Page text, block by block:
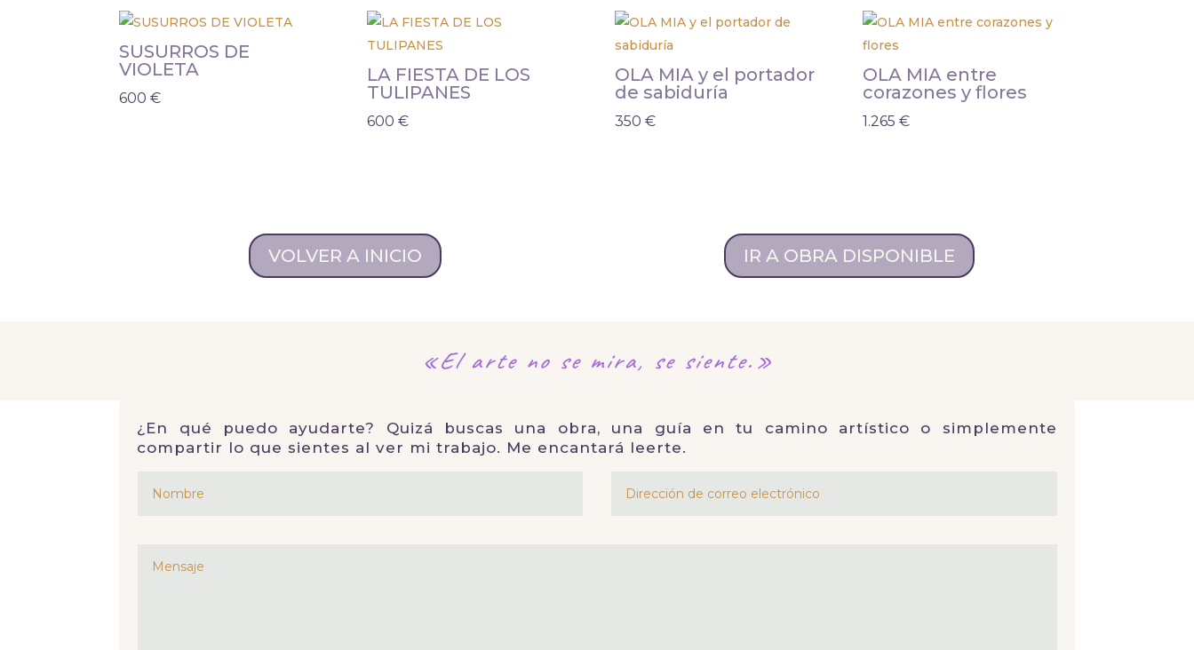
SUSURROS DE
VIOLETA
600€
LA FIESTA DE LOS
TULIPANES
600€
OLA MIA y el portador
de sabiduría
350€
OLA MIA entre
corazones y flores
1.265€
VOLVER A INICIO IR A OBRA DISPONIBLE
«El arte no se mira, se siente.»
¿En qué puedo ayudarte? Quizá buscas una obra, una guía en tu camino artístico o simplemente
compartir lo que sientes al ver mi trabajo. Me encantará leerte.